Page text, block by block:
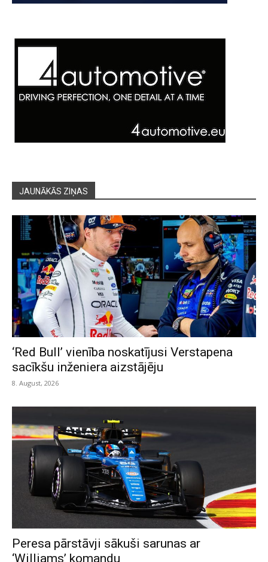
JAUNĀKĀS ZIŅAS
‘Red Bull’ vienība noskatījusi Verstapena
sacīkšu inženiera aizstājēju
8. August, 2026
Peresa pārstāvji sākuši sarunas ar
‘Williams’ komandu